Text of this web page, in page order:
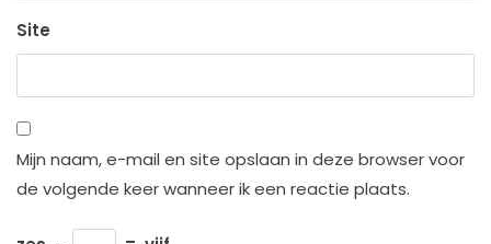
Site
Mijn naam, e-mail en site opslaan in deze browser voor
de volgende keer wanneer ik een reactie plaats.